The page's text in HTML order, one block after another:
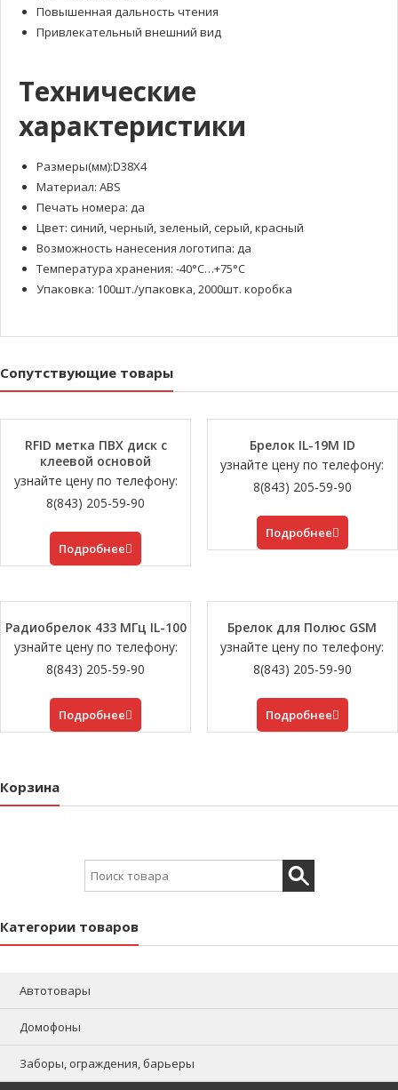
Повышенная дальность чтения
Привлекательный внешний вид
Технические
характеристики
Размеры(мм):D38X4
Материал: ABS
Печать номера: да
Цвет: синий, черный, зеленый, серый, красный
Возможность нанесения логотипа: да
Температура хранения: -40°С…+75°С
Упаковка: 100шт./упаковка, 2000шт. коробка
Сопутствующие товары
RFID метка ПВХ диск с
клеевой основой
узнайте цену по телефону:
8(843) 205-59-90
Подробнее
Брелок IL-19M ID
узнайте цену по телефону:
8(843) 205-59-90
Подробнее
Радиобрелок 433 МГц IL-100
узнайте цену по телефону:
8(843) 205-59-90
Подробнее
Брелок для Полюс GSM
узнайте цену по телефону:
8(843) 205-59-90
Подробнее
Корзина
Search for:
Категории товаров
Автотовары
Домофоны
Заборы, ограждения, барьеры